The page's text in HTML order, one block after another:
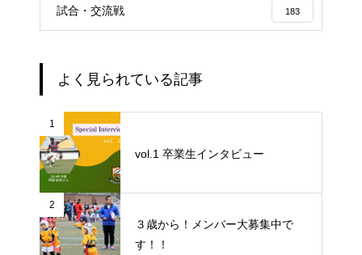
試合・交流戦 183
よく見られている記事
1
vol.1 卒業生インタビュー
2
３歳から！メンバー大募集中で
す！！